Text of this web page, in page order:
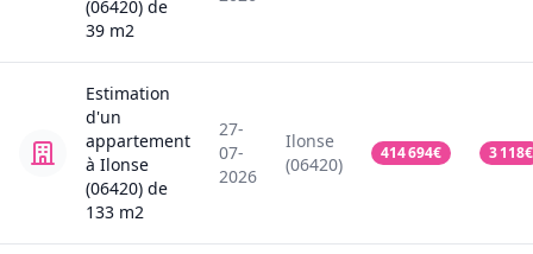
(06420) de
39 m2
Estimation
d'un
appartement
à Ilonse
(06420) de
133 m2
27-
07-
2026
Ilonse
(06420)
414 694€ 3 118€